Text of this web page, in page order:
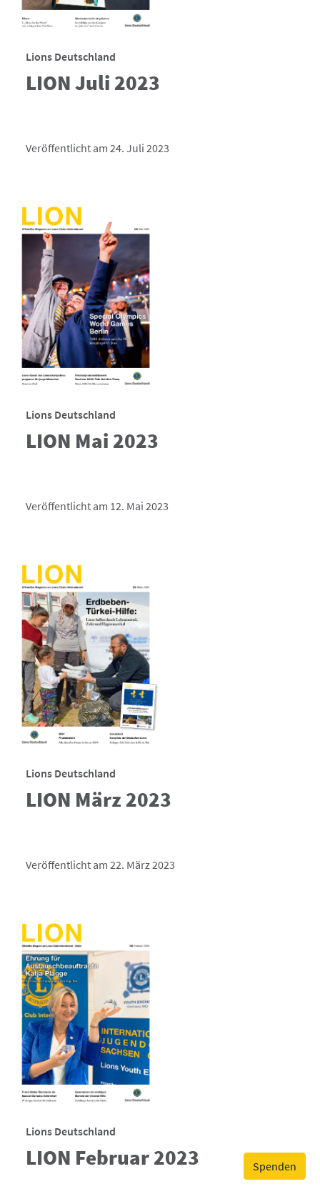
Spenden
Lions Deutschland
LION Juli 2023
Veröffentlicht am 24. Juli 2023
Lions Deutschland
LION Mai 2023
Veröffentlicht am 12. Mai 2023
Lions Deutschland
LION März 2023
Veröffentlicht am 22. März 2023
Lions Deutschland
LION Februar 2023